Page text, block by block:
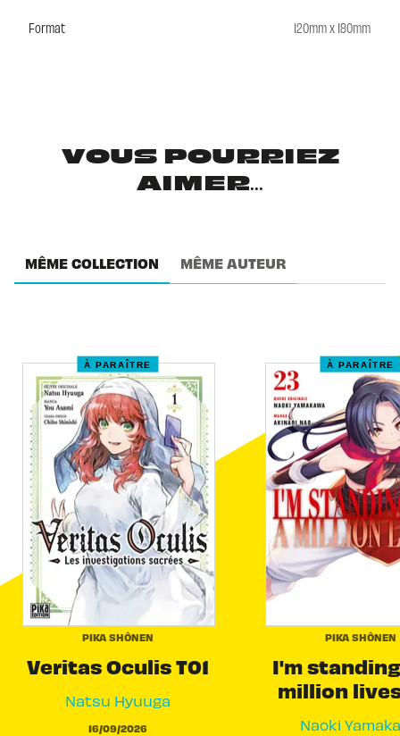
Format
120mm x 180mm
VOUS POURRIEZ
AIMER...
MÊME COLLECTION MÊME AUTEUR
À PARAÎTRE
PIKA SHÔNEN
Veritas Oculis T01
Natsu Hyuuga
16/09/2026
À PARAÎTRE
PIKA SHÔNEN
I'm
million
Naoki